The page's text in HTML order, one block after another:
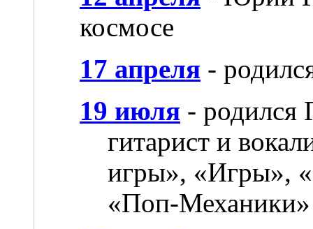
космосе
17 апреля -
19 июля - родился
гитарист и
игры», «Игры»,
«Поп-Механики»